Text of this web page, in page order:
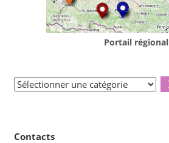
Portail régional
Sélectionner
Contacts